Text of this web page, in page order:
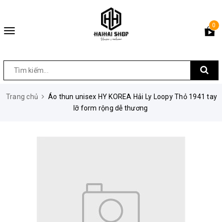
Toggle
0
Trang chủ
Áo thun unisex HY KOREA Hải Ly Loopy Thỏ 1941 tay
lỡ form rộng dễ thương